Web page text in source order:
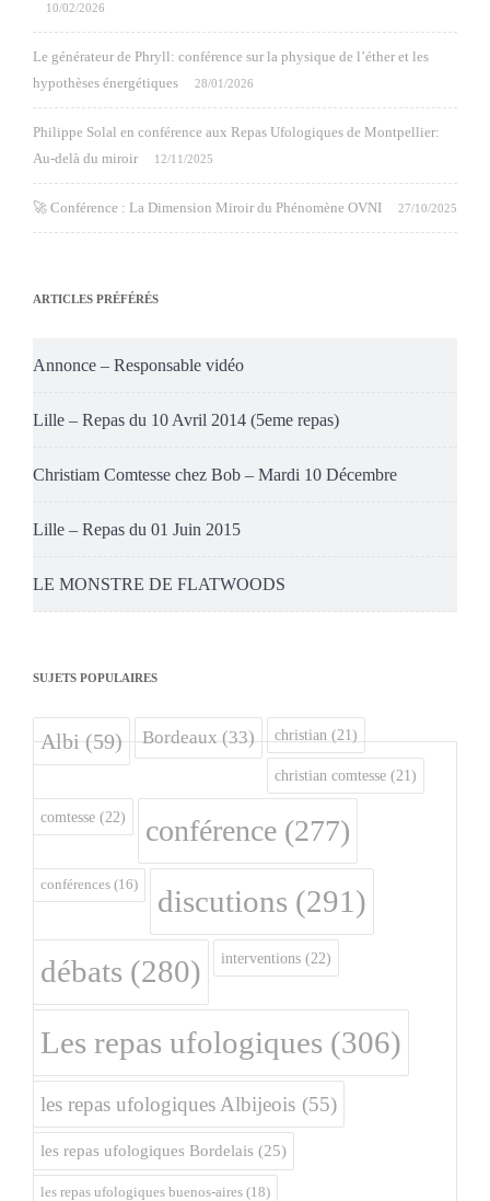
10/02/2026
Le générateur de Phryll: conférence sur la physique de l’éther et les
hypothèses énergétiques
28/01/2026
Philippe Solal en conférence aux Repas Ufologiques de Montpellier:
Au-delà du miroir
12/11/2025
🚀 Conférence : La Dimension Miroir du Phénomène OVNI 27/10/2025
ARTICLES PRÉFÉRÉS
Annonce – Responsable vidéo
Lille – Repas du 10 Avril 2014 (5eme repas)
Christiam Comtesse chez Bob – Mardi 10 Décembre
Lille – Repas du 01 Juin 2015
LE MONSTRE DE FLATWOODS
SUJETS POPULAIRES
Albi(59) Bordeaux(33) christian (21)
christian comtesse (21)
comtesse (22) conférence (277)
conférences (16) discutions (291)
débats (280) interventions (22)
Les repas ufologiques (306)
les repas ufologiques Albijeois (55)
les repas ufologiques Bordelais (25)
les repas ufologiques buenos-aires (18)